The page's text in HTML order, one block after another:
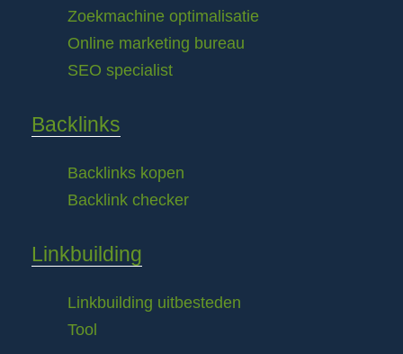
Zoekmachine optimalisatie
Online marketing bureau
SEO specialist
Backlinks
Backlinks kopen
Backlink checker
Linkbuilding
Linkbuilding uitbesteden
Tool